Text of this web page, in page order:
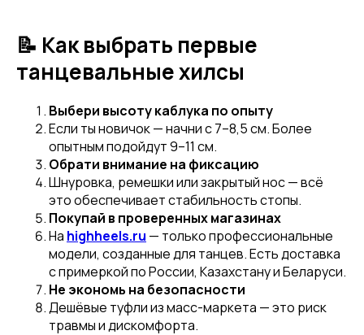
📝 Как выбрать первые
танцевальные хилсы
Выбери высоту каблука по опыту
Если ты новичок — начни с 7–8,5 см. Более
опытным подойдут 9–11 см.
Обрати внимание на фиксацию
Шнуровка, ремешки или закрытый нос — всё
это обеспечивает стабильность стопы.
Покупай в проверенных магазинах
На highheels.ru — только профессиональные
модели, созданные для танцев. Есть доставка
с примеркой по России, Казахстану и Беларуси.
Не экономь на безопасности
Дешёвые туфли из масс-маркета — это риск
травмы и дискомфорта.